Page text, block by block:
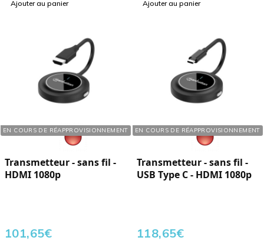
Ajouter au panier Ajouter au panier
EN COURS DE RÉAPPROVISIONNEMENT
Réf. : 218437
Transmetteur - sans fil -
HDMI 1080p
101,65€
EN COURS DE RÉAPPROVISIONNEMENT
Réf. : 218427
Transmetteur - sans fil -
USB Type C - HDMI 1080p
118,65€